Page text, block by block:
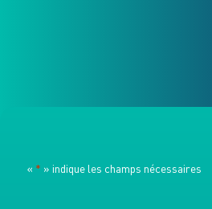
« * » indique les champs nécessaires